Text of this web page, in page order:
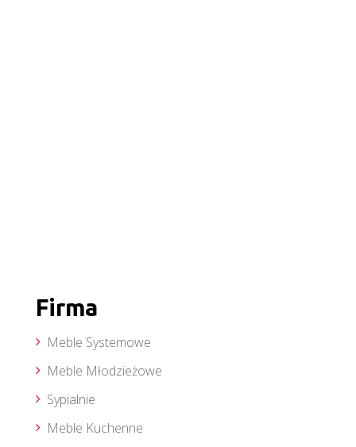
Firma
Meble Systemowe
Meble Młodzieżowe
Sypialnie
Meble Kuchenne